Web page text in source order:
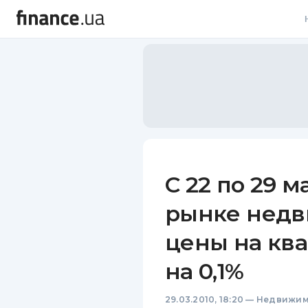
С 22 по 29
рынке
цены на
на 0,1%
29.03.2010, 18:20 —